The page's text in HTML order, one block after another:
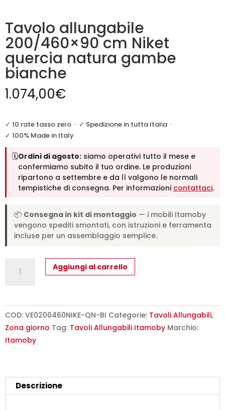
Tavolo allungabile
200/460×90 cm Niket
quercia natura gambe
bianche
1.074,00€
✓ 10 rate tasso zero · ✓ Spedizione in tutta Italia ·
✓ 100% Made in Italy
🗓️Ordini di agosto: siamo operativi tutto il mese e
confermiamo subito il tuo ordine. Le produzioni
ripartono a settembre e da lì valgono le normali
tempistiche di consegna. Per informazioni contattaci.
📦 Consegna in kit di montaggio — i mobili Itamoby
vengono spediti smontati, con istruzioni e ferramenta
incluse per un assemblaggio semplice.
allungabile
Niket
quercia
natura
quantità
Aggiungi al carrello
COD: VE0200460NIKE-QN-BI Categorie: Tavoli Allungabili,
Zona giorno Tag: Tavoli Allungabili Itamoby Marchio:
Itamoby
Descrizione